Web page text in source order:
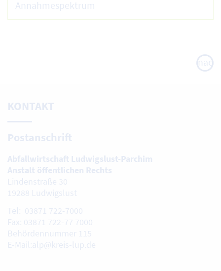
Annahmespektrum
nach
oben
KONTAKT
Postanschrift
Abfallwirtschaft Ludwigslust-Parchim
Anstalt öffentlichen Rechts
Lindenstraße 30
19288 Ludwigslust
Tel: 03871 722-7000
Fax: 03871 722-77 7000
Behördennummer 115
E-Mail:alp@kreis-lup.de